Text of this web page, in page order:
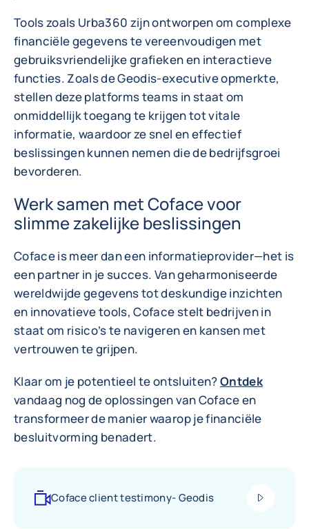
Tools zoals Urba360 zijn ontworpen om complexe
financiële gegevens te vereenvoudigen met
gebruiksvriendelijke grafieken en interactieve
functies. Zoals de Geodis-executive opmerkte,
stellen deze platforms teams in staat om
onmiddellijk toegang te krijgen tot vitale
informatie, waardoor ze snel en effectief
beslissingen kunnen nemen die de bedrijfsgroei
bevorderen.
Werk samen met Coface voor
slimme zakelijke beslissingen
Coface is meer dan een informatieprovider—het is
een partner in je succes. Van geharmoniseerde
wereldwijde gegevens tot deskundige inzichten
en innovatieve tools, Coface stelt bedrijven in
staat om risico’s te navigeren en kansen met
vertrouwen te grijpen.
Klaar om je potentieel te ontsluiten?Ontdek
vandaag nog de oplossingen van Coface en
transformeer de manier waarop je financiële
besluitvorming benadert.
Coface client testimony- Geodis